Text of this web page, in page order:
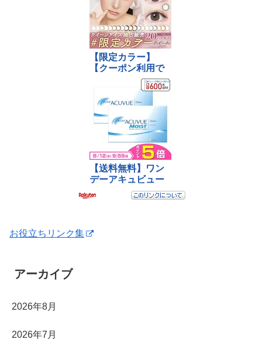
お役立ちリンク集
アーカイブ
2026年8月
2026年7月